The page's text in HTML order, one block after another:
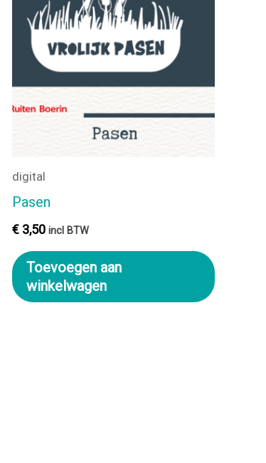
digital
Pasen
€ 3,50 incl BTW
Toevoegen aan
winkelwagen